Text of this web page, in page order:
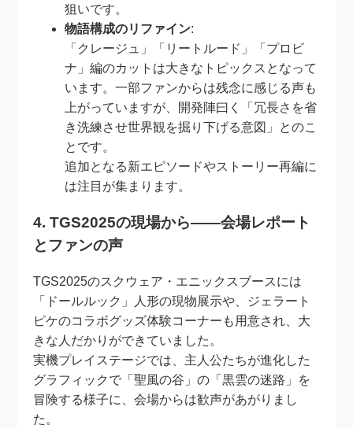
狙いです。
物語構成のリファイン:
「クレージュ」「リートルード」「プロビ
ナ」編のカットは大きなトピックスとなって
います。一部ファンからは残念に感じる声も
上がっていますが、開発陣曰く「冗長さを省
き洗練させ世界観を掘り下げる意図」とのこ
とです。
追加となる新エピソードやストーリー再編に
は注目が集まります。
4. TGS2025の現場から――会場レポート
とファンの声
TGS2025のスクウェア・エニックスブースには
「ドールルック」人形の現物展示や、ジェラート
ピケのコラボグッズ体験コーナーも用意され、大
きな人だかりができていました。
実機プレイステージでは、主人公たちが進化した
グラフィックで「聖風の谷」の「黒雲の迷路」を
冒険する様子に、会場からは歓声があがりまし
た。